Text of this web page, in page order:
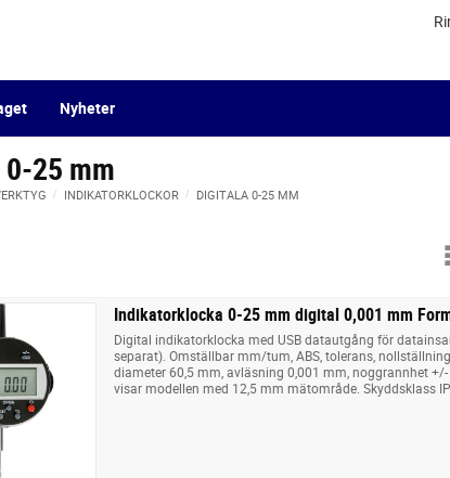
Nyheter
25 mm
INDIKATORKLOCKOR DIGITALA 0-25 MM
Indikatorklocka 0-25 mm digital 0,001 mm
Digital indikatorklocka med USB datautgång för
separat). Omställbar mm/tum, ABS, tolerans,
diameter 60,5 mm, avläsning 0,001 mm, noggrannhet
visar modellen med 12,5 mm mätområde. Skyddsklass